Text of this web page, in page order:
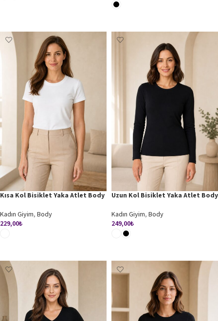
Kısa Kol Bisiklet Yaka Atlet Body
Kadın Giyim, Body
229,00₺
Uzun Kol Bisiklet Yaka Atlet Body
Kadın Giyim, Body
249,00₺